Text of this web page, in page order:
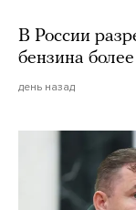
В России
бензина
день назад